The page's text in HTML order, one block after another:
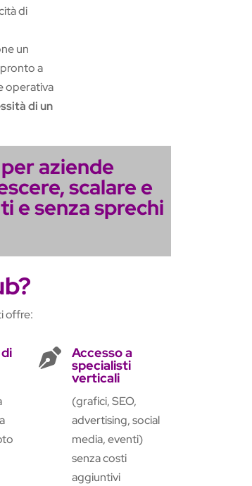
di
un
a
operativa
di un
aziende
scalare e
e senza sprechi
offre:
 Accesso a
specialisti
verticali
(grafici, SEO,
advertising, social
media, eventi)
senza costi
aggiuntivi